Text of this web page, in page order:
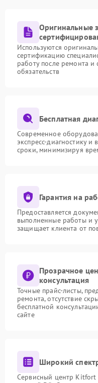
Оригинальные
Используются
сертификацию
работу после ремонта
обязательств
Бесплатная
Современное
экспресс-диагностику и
сроки, минимизируя
Гарантия на
Предоставляется
выполненные работы и
защищает клиента от
Прозрачное
консультация
Точные прайс-листы,
ремонта, отсутствие
бесплатной
сайте
Широкий
Сервисный центр Kitfort